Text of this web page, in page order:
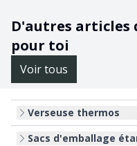
D'autres articles
pour toi
Voir tous
Verseuse thermos
Sacs d'emballage